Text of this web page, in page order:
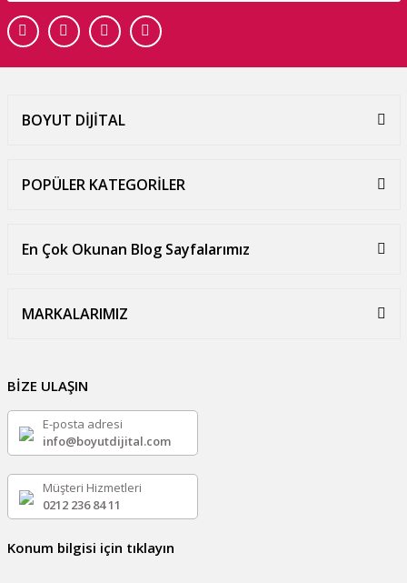
BOYUT DİJİTAL
POPÜLER KATEGORİLER
En Çok Okunan Blog Sayfalarımız
MARKALARIMIZ
BİZE ULAŞIN
E-posta adresi
info@boyutdijital.com
Müşteri Hizmetleri
0212 236 84 11
Konum bilgisi için tıklayın